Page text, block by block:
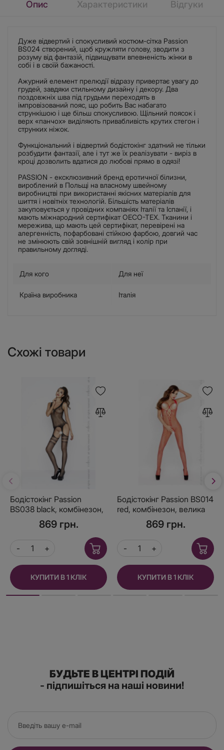
Опис Характеристики Відгуки
Дуже відвертий і спокусливий костюм-сітка Passion
BS024 створений, щоб кружляти голову, зводити з
розуму від фантазій, підвищувати впевненість жінки в
собі і в своїй бажаності.
Ажурний елемент прелюдії відразу привертає увагу до
грудей, завдяки стильному дизайну і декору. Два
поздовжніх шва під грудьми переходять в
імпровізований пояс, що робить Вас набагато
стрункішою і ще більш спокусливою. Щільний поясок і
верх «панчох» виділяють привабливість крутих стегон і
струнких ніжок.
Функціональний і відвертий бодістокінг здатний не тільки
розбудити фантазії, але і тут же їх реалізувати - виріз в
кроці дозволить вдатися до любові прямо в одязі!
PASSION - ексклюзивний бренд еротичної білизни,
вироблений в Польщі на власному швейному
виробництві при використанні якісних матеріалів для
шиття і новітніх технологій. Більшість матеріалів
закуповується у провідних компаніях Італії та Іспанії, і
мають міжнародний сертифікат OECO-TEX. Тканини і
мережива, що мають цей сертифікат, перевірені на
алергенність, пофарбовані стійкою фарбою, довгий час
не змінюють свій зовнішній вигляд і колір при
правильному догляді.
Для кого Для неї
Країна виробника Італія
Схожі товари
Бодістокінг Passion
BS038 black, комбінезон,
імітація панчох і пояса
869 грн.
КУПИТИ В 1 КЛІК
Бодістокінг Passion BS014
red, комбінезон, велика
869 грн.
КУПИТИ В 1 КЛІК
БУДЬТЕ В ЦЕНТРІ ПОДІЙ
- підпишіться на наші новини!